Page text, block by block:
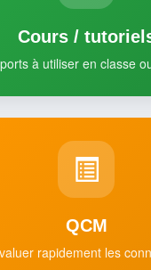
Cours /
à utiliser en classe
QCM
rapidement les